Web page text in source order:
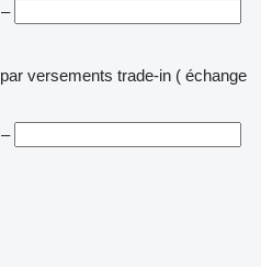
–
par versements trade-in ( échange
–